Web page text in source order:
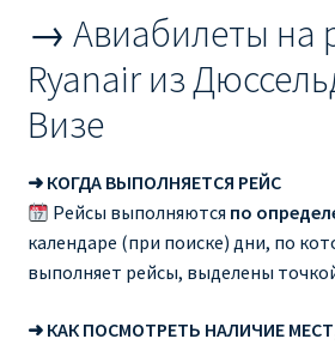
→ Авиабилеты на
Ryanair из
Визе
➜ КОГДА ВЫПОЛНЯЕТСЯ РЕЙС
Рейсы выполняются по
календаре (при поиске) дни, по
выполняет рейсы, выделены
➜ КАК ПОСМОТРЕТЬ НАЛИЧИЕ